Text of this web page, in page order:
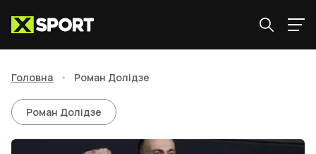
Головна • Роман Долідзе
Роман Долідзе
Роман Долідзе